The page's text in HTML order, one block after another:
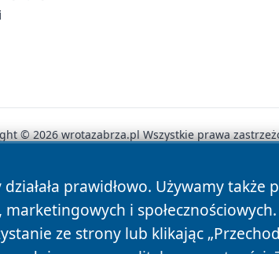
prawidłowo. Używamy
i
ze strony lub klikając
© 2026 wrotazabrza.pl Wszystkie prawa
Autorzy Polityka Prywatności Polityka